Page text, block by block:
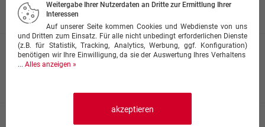
ab 8,00 €
Pizza Flammkuchen
mit Speck, Zwiebeln, Sahne und Creme fraîche
Pizza Spaghetti
Weitergabe Ihrer Nutzerdaten an Dritte zur Ermittlung Ihrer
Interessen
Auf unserer Seite kommen Cookies und Webdienste von uns
und Dritten zum Einsatz. Für alle nicht unbedingt erforderlichen Dienste
(z.B. für Statistik, Tracking, Analytics, Werbung, ggf. Konfiguration)
benötigen wir Ihre Einwilligung, da sie der Auswertung Ihres Verhaltens
... Alles anzeigen »
akzeptieren